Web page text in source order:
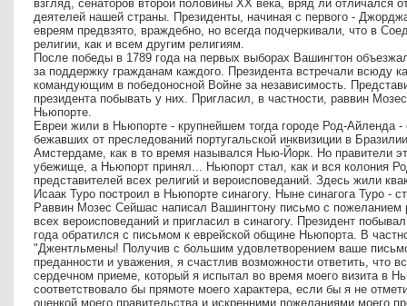
взгляд, сенаторов второй половины ХХ века, вряд ли отличался
деятелей нашей страны. Президенты, начиная с первого -
евреям предвзято, враждебно, но всегда подчеркивали, что в
религии, как и всем другим религиям.
После победы в 1789 года на первых выборах Вашингтон
за поддержку гражданам каждого. Президента встречали всюду
командующим в победоносной Войне за независимость.
президента побывать у них. Пригласил, в частности, раввин
Ньюпорте.
Евреи жили в Ньюпорте - крупнейшем тогда городе Род-Айленда -
бежавших от преследований португальской инквизиции в
Амстердаме, как в то время назывался Нью-Йорк. Но правители
убежище, а Ньюпорт принял... Ньюпорт стал, как и вся колония
представителей всех религий и вероисповеданий. Здесь жили
Исаак Туро построил в Ньюпорте синагогу. Ныне синагога Туро
Раввин Мозес Сейшас написал Вашингтону письмо с пожеланием
всех вероисповеданий и пригласил в синагогу. Президент
года обратился с письмом к еврейской общине Ньюпорта. В
"Джентльмены! Получив с большим удовлетворением ваше
преданности и уважения, я счастлив возможности ответить, что
сердечном приеме, который я испытал во время моего визита в
соответствовало бы прямоте моего характера, если бы я не
оценкой моего правительства и искренними пожеланиями моего